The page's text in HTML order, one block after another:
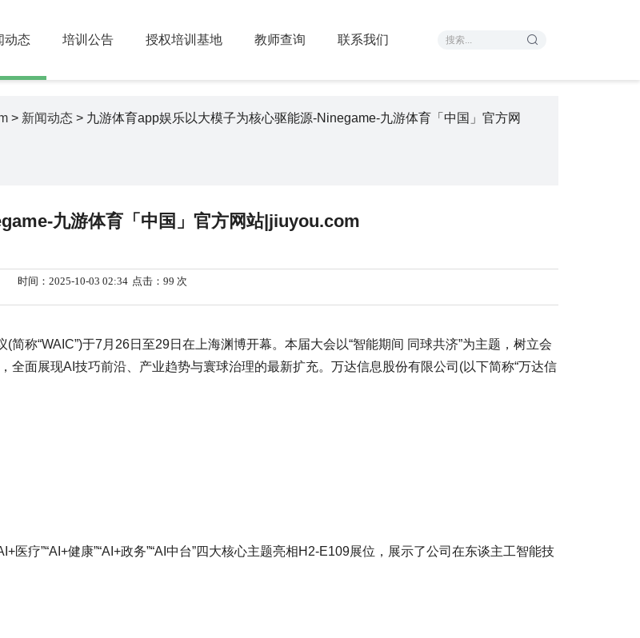
动态 培训公告 授权培训基地 教师查询 联系我们
> 新闻动态 > 九游体育app娱乐以大模子为核心驱能源-Ninegame-九游体育「中国」官方网
九游体育「中国」官方网站|jiuyou.com
时间：2025-10-03 02:34 点击：99 次
称“WAIC”)于7月26日至29日在上海渊博开幕。本届大会以“智能期间 同球共济”为主题，树立会
面展现AI技巧前沿、产业趋势与寰球治理的最新扩充。万达信息股份有限公司(以下简称“万达信
疗”“AI+健康”“AI+政务”“AI中台”四大核心主题亮相H2-E109展位，展示了公司在东谈主工智能技